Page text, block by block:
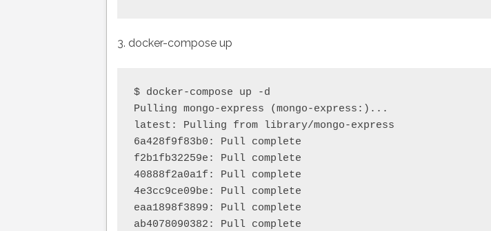
3. docker-compose up
$ docker-compose up -d
Pulling mongo-express (mongo-express:)...
latest: Pulling from library/mongo-express
6a428f9f83b0: Pull complete
f2b1fb32259e: Pull complete
40888f2a0a1f: Pull complete
4e3cc9ce09be: Pull complete
eaa1898f3899: Pull complete
ab4078090382: Pull complete